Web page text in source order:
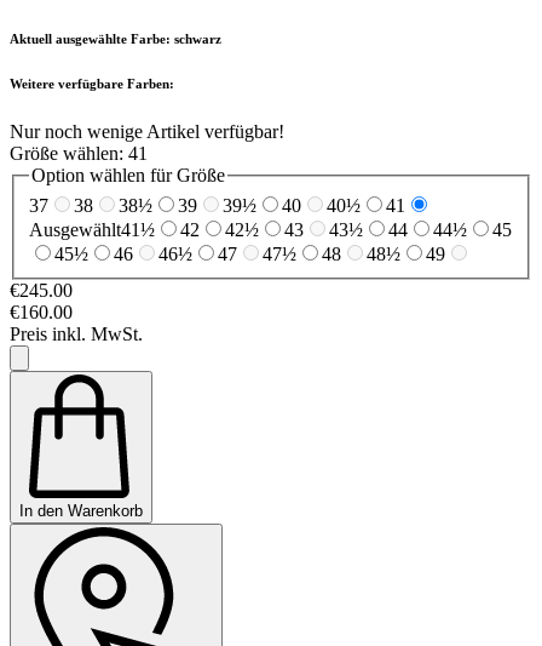
Aktuell ausgewählte Farbe: schwarz
Weitere verfügbare Farben:
Nur noch wenige Artikel verfügbar!
Größe wählen: 41
Option wählen für Größe
37
38 38½ 39 39½ 40 40½
41
Ausgewählt41½ 42 42½ 43 43½ 44 44½
45
45½
46 46½ 47 47½ 48 48½
49
€245.00
€160.00
Preis inkl. MwSt.
In den Warenkorb